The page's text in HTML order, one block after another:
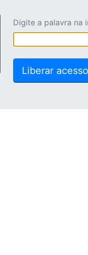
Digite a palavra na